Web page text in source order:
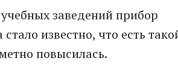
заведений прибор
известно, что есть
повысилась.